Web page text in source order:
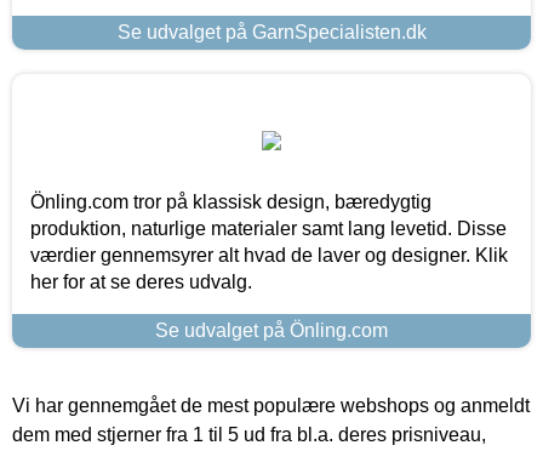
Se udvalget på GarnSpecialisten.dk
Önling.com tror på klassisk design, bæredygtig
produktion, naturlige materialer samt lang levetid. Disse
værdier gennemsyrer alt hvad de laver og designer. Klik
her for at se deres udvalg.
Se udvalget på Önling.com
Vi har gennemgået de mest populære webshops og anmeldt
dem med stjerner fra 1 til 5 ud fra bl.a. deres prisniveau,